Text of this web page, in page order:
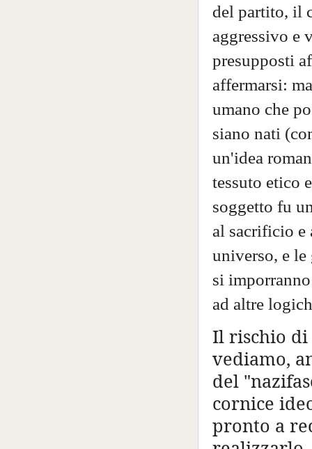
del partito, il
aggressivo e
presupposti
affermarsi:
umano che
siano nati
un'idea
tessuto etico
soggetto fu
al sacrificio e
universo, e
si
ad altre
Il rischio di
vediamo,
del
cornice
pronto a